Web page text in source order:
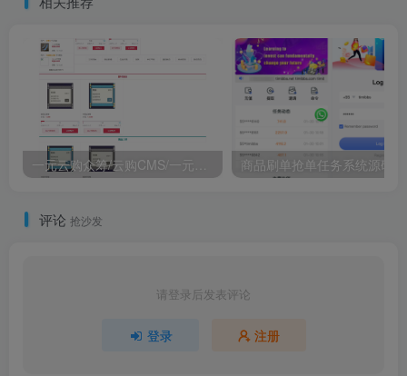
商品刷单抢单任务系统源码
评论 抢沙发
请登录后发表评论
登录 注册